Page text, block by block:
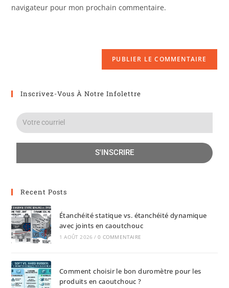
navigateur pour mon prochain commentaire.
Inscrivez-Vous À Notre Infolettre
S'INSCRIRE
Recent Posts
Étanchéité statique vs. étanchéité dynamique
avec joints en caoutchouc
1 AOÛT 2026 / 0 COMMENTAIRE
Comment choisir le bon duromètre pour les
produits en caoutchouc ?